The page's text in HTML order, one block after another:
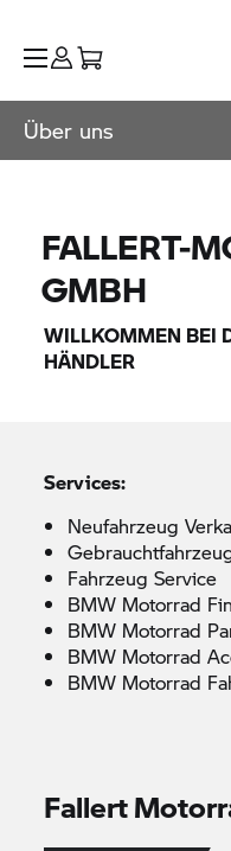
Über uns
FALLERT-
GMBH
WILLKOMMEN BEI
HÄNDLER
Services:
Neufahrzeug
Fahrzeug Service
BMW Motorrad
BMW Motorrad
BMW Motorrad
BMW Motorrad
Fallert